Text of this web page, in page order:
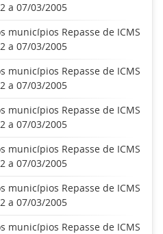
a 07/03/2005
municípios Repasse de ICMS
a 07/03/2005
municípios Repasse de ICMS
a 07/03/2005
municípios Repasse de ICMS
a 07/03/2005
municípios Repasse de ICMS
a 07/03/2005
municípios Repasse de ICMS
a 07/03/2005
municípios Repasse de ICMS